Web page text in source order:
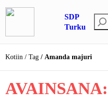
Siirry
sisältöön
SDP
Turku
t
s
Kotiin Tag Amanda majuri
AVAINSANA: